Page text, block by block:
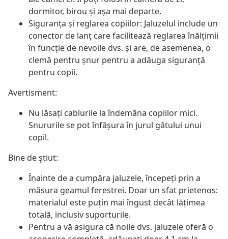
dormitor, birou și așa mai departe.
Siguranța și reglarea copiilor: Jaluzelul include un
conector de lanț care facilitează reglarea înălțimii
în funcție de nevoile dvs. și are, de asemenea, o
clemă pentru șnur pentru a adăuga siguranță
pentru copii.
Avertisment:
Nu lăsați cablurile la îndemâna copiilor mici.
Snururile se pot înfăşura în jurul gâtului unui
copil.
Bine de știut:
Înainte de a cumpăra jaluzele, începeți prin a
măsura geamul ferestrei. Doar un sfat prietenos:
materialul este puțin mai îngust decât lățimea
totală, inclusiv suporturile.
Pentru a vă asigura că noile dvs. jaluzele oferă o